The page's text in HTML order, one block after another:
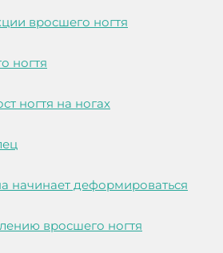
вросшего ногтя
ногтя
ногтя на ногах
начинает деформироваться
вросшего ногтя